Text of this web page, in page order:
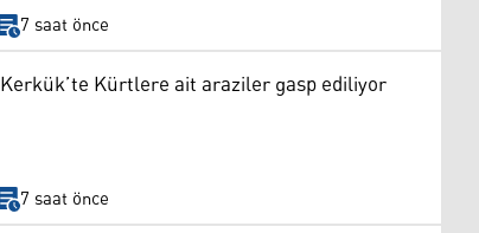
7 saat önce
Kerkük’te Kürtlere ait araziler gasp ediliyor
7 saat önce